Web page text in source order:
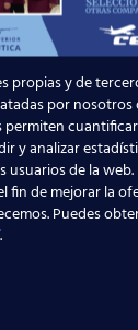
los 6
significa
y por
propias y de
por nosotros
permiten
y analizar
usuarios de la web.
fin de mejorar la
Puedes
.